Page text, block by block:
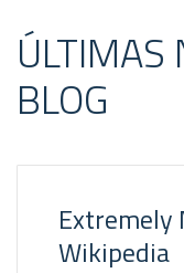
ÚLTIMAS
BLOG
Extremely
Wikipedia